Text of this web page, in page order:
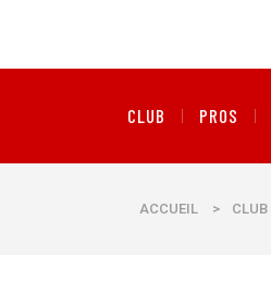
CLUB PROS
ACCUEIL > CLUB